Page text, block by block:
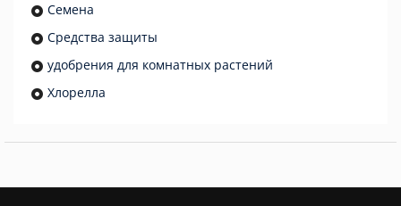
Семена
Средства защиты
удобрения для комнатных растений
Хлорелла